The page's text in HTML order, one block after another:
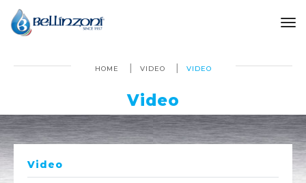
HOME VIDEO VIDEO
Video
Video